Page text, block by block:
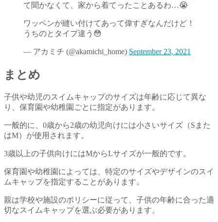
て聞かなくて、家から着てったことあるわ…😭
ワッペンが縫い付けてあって偉すぎなんだけど！
うちのとタイプ違う😳
— アカミチ (@akamichi_home) September 23, 2021
まとめ
子供や幼児のスイムキャップのサイズは年齢に応じて異な
り、保育園や幼稚園ごとに指定があります。
一般的に、0歳から2歳の幼児向けには小さいサイズ（Sまた
はM）が使用されます。
3歳以上の子供向けにはMからLサイズが一般的です。
保育園や幼稚園によっては、特定のサイズやデザインのスイ
ムキャップを指定することがあります。
親は学校や施設のポリシーに従って、子供の年齢に合った適
切なスイムキャップを選ぶ必要があります。